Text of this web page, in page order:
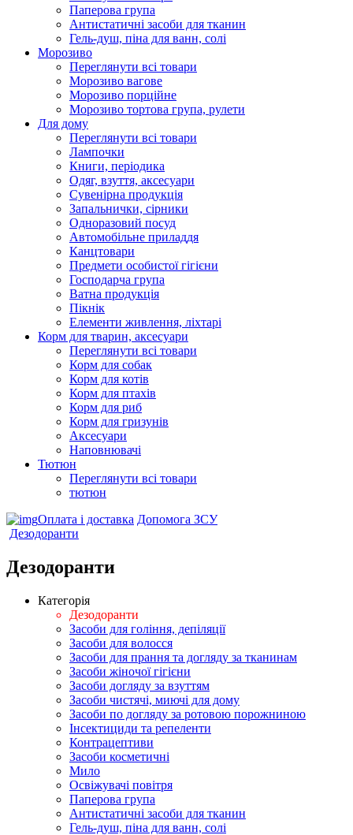
Паперова група
Антистатичні засоби для тканин
Гель-душ, піна для ванн, солі
Морозиво
Переглянути всі товари
Морозиво вагове
Морозиво порційне
Морозиво тортова група, рулети
Для дому
Переглянути всі товари
Лампочки
Книги, періодика
Одяг, взуття, аксесуари
Сувенірна продукція
Запальнички, сірники
Одноразовий посуд
Автомобільне приладдя
Канцтовари
Предмети особистої гігієни
Господарча група
Ватна продукція
Пікнік
Елементи живлення, ліхтарі
Корм для тварин, аксесуари
Переглянути всі товари
Корм для собак
Корм для котів
Корм для птахів
Корм для риб
Корм для гризунів
Аксесуари
Наповнювачі
Тютюн
Переглянути всі товари
тютюн
Оплата і доставка Допомога ЗСУ
Дезодоранти
Дезодоранти
Категорія
Дезодоранти
Засоби для гоління, депіляції
Засоби для волосся
Засоби для прання та догляду за тканинам
Засоби жіночої гігієни
Засоби догляду за взуттям
Засоби чистячі, миючі для дому
Засоби по догляду за ротовою порожниною
Інсектициди та репеленти
Контрацептиви
Засоби косметичні
Мило
Освіжувачі повітря
Паперова група
Антистатичні засоби для тканин
Гель-душ, піна для ванн, солі